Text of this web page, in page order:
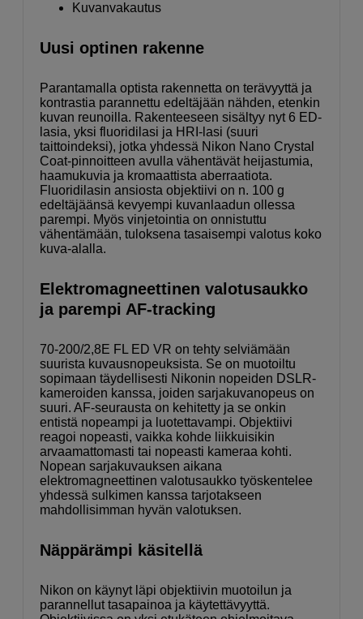
Kuvanvakautus
Uusi optinen rakenne
Parantamalla optista rakennetta on terävyyttä ja
kontrastia parannettu edeltäjään nähden, etenkin
kuvan reunoilla. Rakenteeseen sisältyy nyt 6 ED-
lasia, yksi fluoridilasi ja HRI-lasi (suuri
taittoindeksi), jotka yhdessä Nikon Nano Crystal
Coat-pinnoitteen avulla vähentävät heijastumia,
haamukuvia ja kromaattista aberraatiota.
Fluoridilasin ansiosta objektiivi on n. 100 g
edeltäjäänsä kevyempi kuvanlaadun ollessa
parempi. Myös vinjetointia on onnistuttu
vähentämään, tuloksena tasaisempi valotus koko
kuva-alalla.
Elektromagneettinen valotusaukko
ja parempi AF-tracking
70-200/2,8E FL ED VR on tehty selviämään
suurista kuvausnopeuksista. Se on muotoiltu
sopimaan täydellisesti Nikonin nopeiden DSLR-
kameroiden kanssa, joiden sarjakuvanopeus on
suuri. AF-seurausta on kehitetty ja se onkin
entistä nopeampi ja luotettavampi. Objektiivi
reagoi nopeasti, vaikka kohde liikkuisikin
arvaamattomasti tai nopeasti kameraa kohti.
Nopean sarjakuvauksen aikana
elektromagneettinen valotusaukko työskentelee
yhdessä sulkimen kanssa tarjotakseen
mahdollisimman hyvän valotuksen.
Näppärämpi käsitellä
Nikon on käynyt läpi objektiivin muotoilun ja
parannellut tasapainoa ja käytettävyyttä.